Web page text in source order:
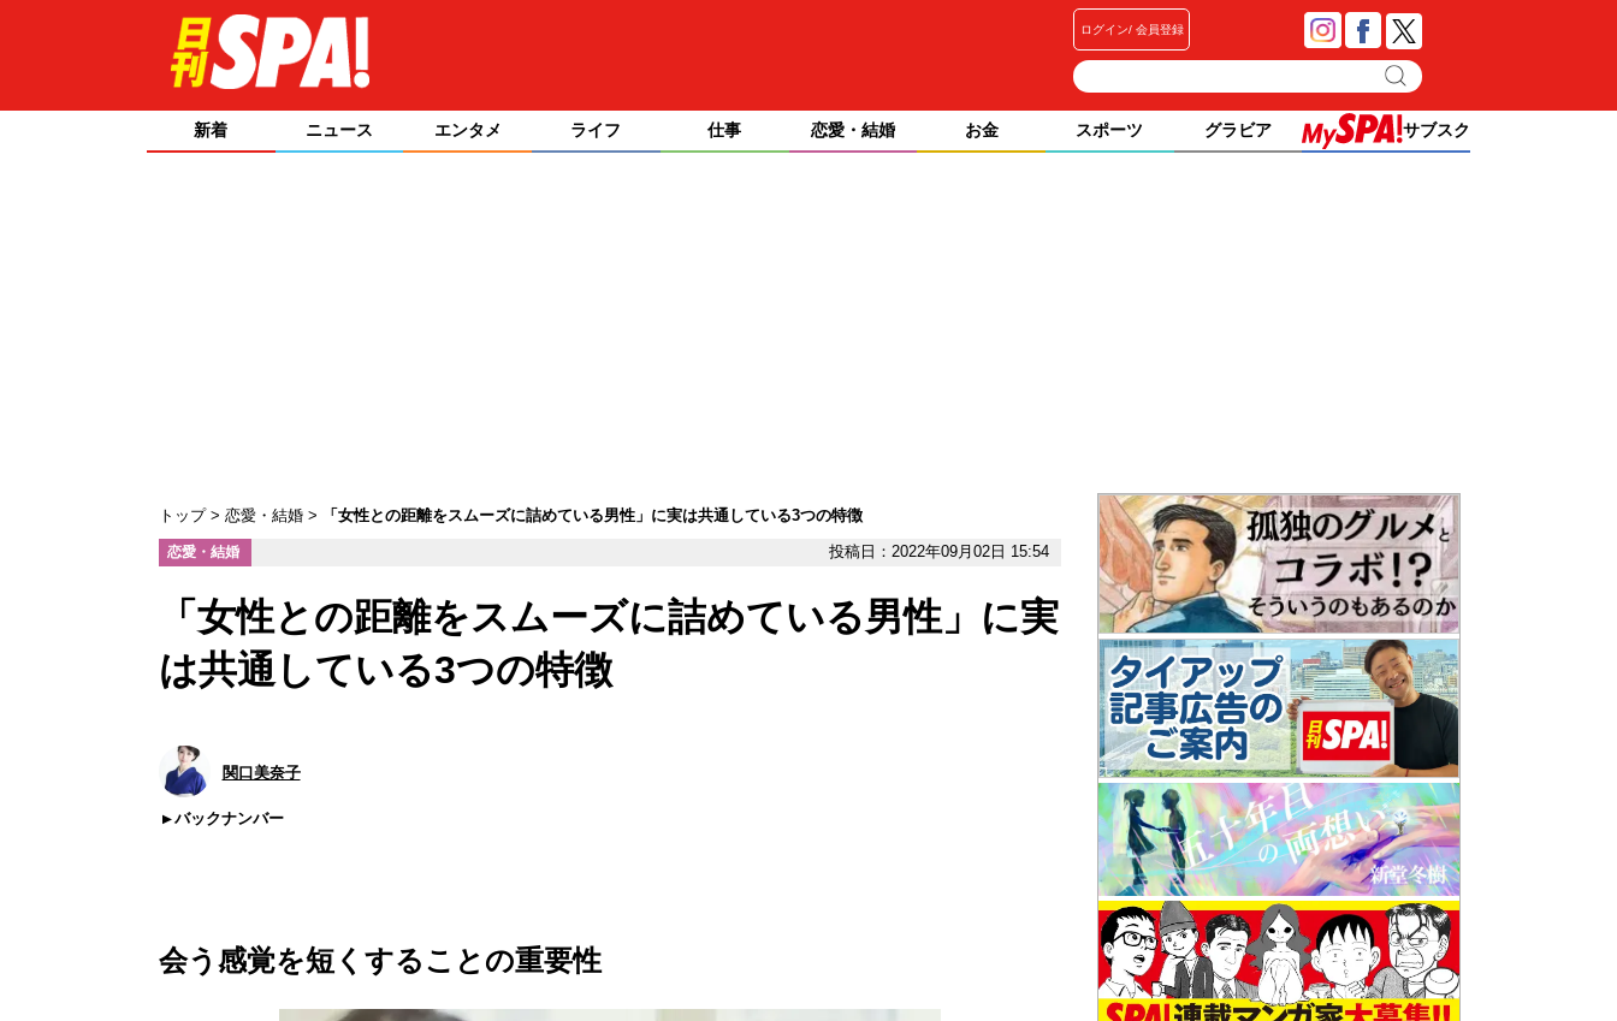
ログイン 会員登録
新着 ニュース エンタメ ライフ 仕事 恋愛・結婚 お金 スポーツ グラビア サブスク
トップ 恋愛・結婚 「女性との距離をスムーズに詰めている男性」に実は共通している3つの特徴
恋愛・結婚 投稿日：2022年09月02日 15:54
「女性との距離をスムーズに詰めている男性」に実
は共通している3つの特徴
関口美奈子
バックナンバー
会う感覚を短くすることの重要性